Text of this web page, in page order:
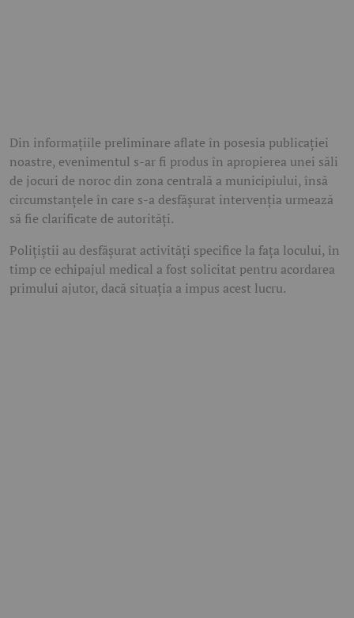
Din informațiile preliminare aflate în posesia publicației
noastre, evenimentul s-ar fi produs în apropierea unei săli
de jocuri de noroc din zona centrală a municipiului, însă
circumstanțele în care s-a desfășurat intervenția urmează
să fie clarificate de autorități.
Polițiștii au desfășurat activități specifice la fața locului, în
timp ce echipajul medical a fost solicitat pentru acordarea
primului ajutor, dacă situația a impus acest lucru.